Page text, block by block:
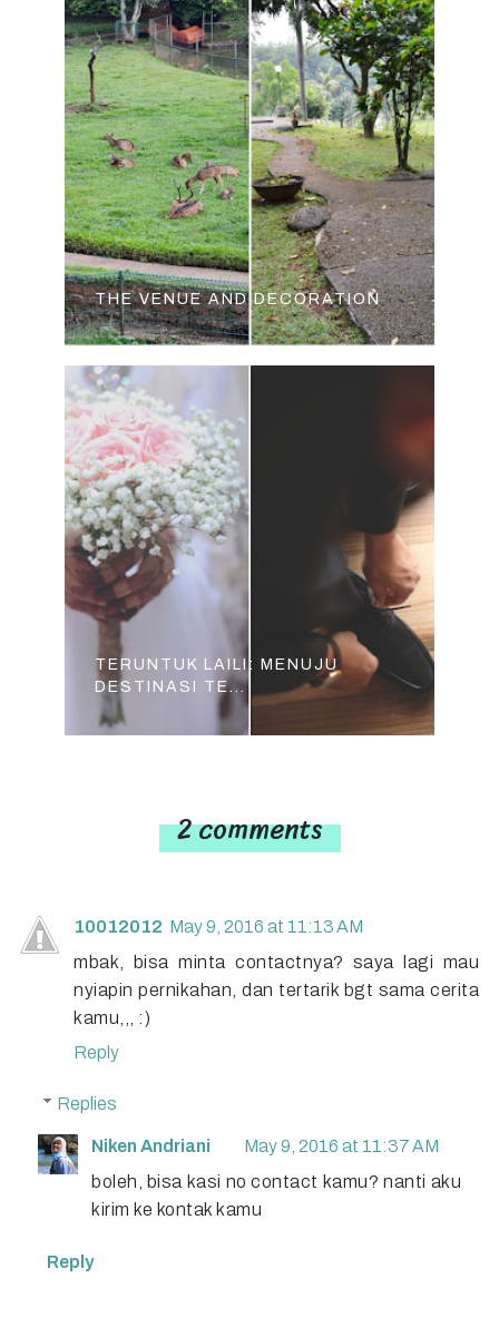
THE VENUE AND DECORATION
TERUNTUK LAILI: MENUJU
DESTINASI TE...
2 comments
10012012 May 9, 2016 at 11:13 AM
mbak, bisa minta contactnya? saya lagi mau
nyiapin pernikahan, dan tertarik bgt sama cerita
kamu,,, :)
Reply
Replies
Niken Andriani
May 9, 2016 at 11:37 AM
boleh, bisa kasi no contact kamu? nanti aku
kirim ke kontak kamu
Reply